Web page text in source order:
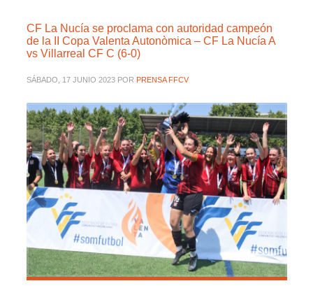
CF La Nucía se proclama con autoridad campeón
de la II Copa Valenta Autonòmica – CF La Nucía A
vs Villarreal CF C (6-0)
SÁBADO, 17 JUNIO 2023 POR PRENSA FFCV